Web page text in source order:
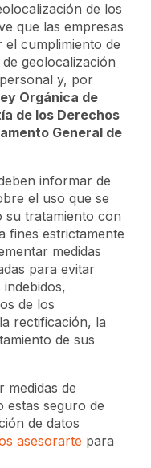
de los
que las empresas
cumplimiento de
geolocalización
y, por
Orgánica de
de los Derechos
General de
informar de
el uso que se
su tratamiento con
fines estrictamente
medidas
para evitar
de los
rectificación, la
de sus
medidas de
estas seguro de
de datos
asesorarte para